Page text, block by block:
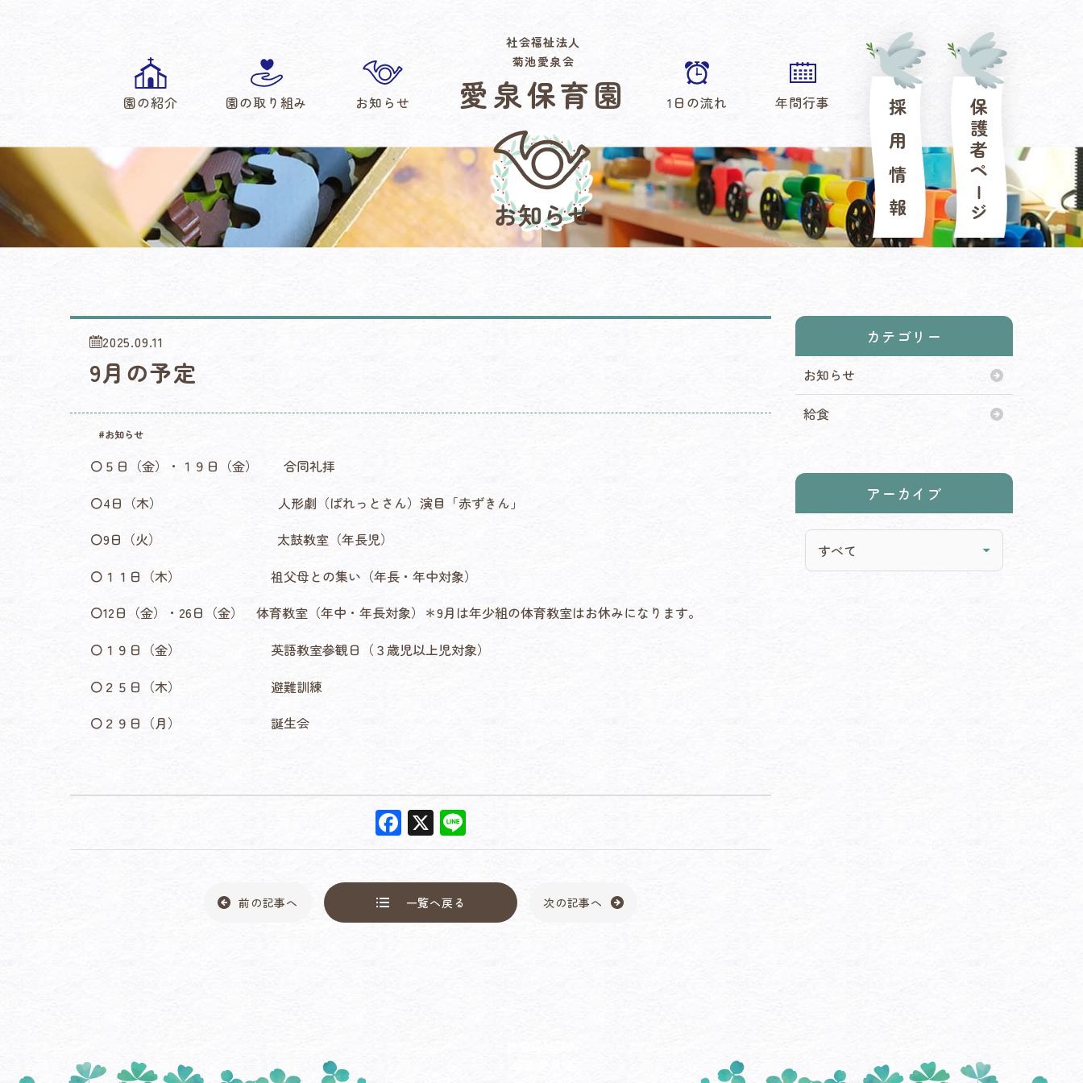
社会福祉法人
菊池愛泉会
愛泉保育園
園の紹介 園の取り組み お知らせ 1日の流れ 年間行事 採用情報 保護者ページ
お知らせ
2025.09.11
9月の予定
#お知らせ
〇５日（金）・１９日（金） 合同礼拝
〇4日（木） 人形劇（ぱれっとさん）演目「赤ずきん」
〇9日（火） 太鼓教室（年長児）
〇１１日（木） 祖父母との集い（年長・年中対象）
〇12日（金）・26日（金） 体育教室（年中・年長対象）＊9月は年少組の体育教室はお休みになります。
〇１９日（金） 英語教室参観日（３歳児以上児対象）
〇２５日（木） 避難訓練
〇２９日（月） 誕生会
F
a
c
e
b
X
n
e
一覧へ戻る
前の記事へ 次の記事へ
カテゴリー
お知らせ
給食
アーカイブ